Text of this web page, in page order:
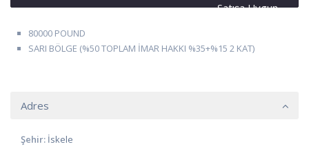
Satışa Uygun
80000 POUND
SARI BÖLGE (%50 TOPLAM İMAR HAKKI %35+%15 2 KAT)
Adres
Şehir: İskele